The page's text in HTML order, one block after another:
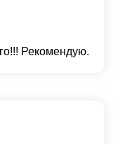
Рекомендую.